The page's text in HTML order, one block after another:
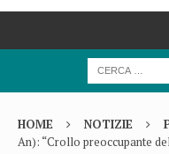
HOME NOTIZIE
An): “Crollo preoccupante